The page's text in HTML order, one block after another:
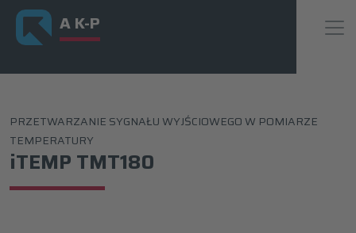
A K-P
PRZETWARZANIE SYGNAŁU WYJŚCIOWEGO W POMIARZE
TEMPERATURY
iTEMP TMT180